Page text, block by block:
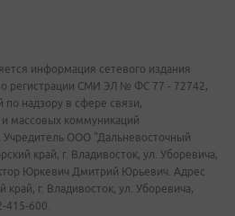
информация сетевого издания
о регистрации СМИ ЭЛ № ФС 77 - 72742,
надзору в сфере связи,
массовых коммуникаций
Учредитель ООО "Дальневосточный
край, г. Владивосток, ул. Уборевича,
Юркевич Дмитрий Юрьевич. Адрес
г. Владивосток, ул. Уборевича,
415-600.